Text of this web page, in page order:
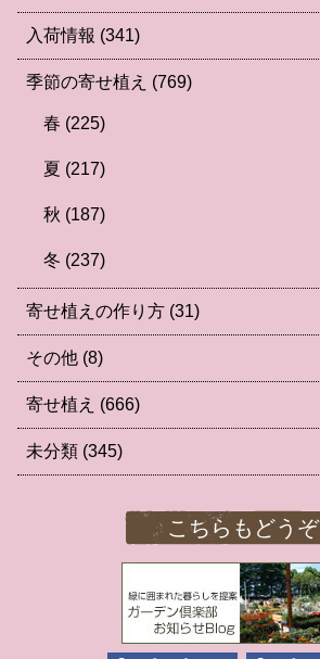
入荷情報 (341)
季節の寄せ植え (769)
春 (225)
夏 (217)
秋 (187)
冬 (237)
寄せ植えの作り方 (31)
その他 (8)
寄せ植え (666)
未分類 (345)
こちらもどうぞ